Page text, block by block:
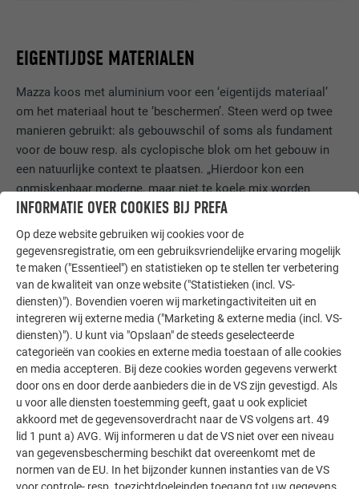
EIGENTIJDSE MATERIALEN
Mazza koos met aluminium voor een ‘eigentijds materiaal’
om het materiaal hout te ‘beschermen’. Steen werd op twee
manieren gebruikt: als gebouwschil of soms als fundament
voor de bouw resp. als cyclopische blok om het gebouw in
een natuurlijke context te plaatsen. „Hierdoor kon een
onmiskenbaar moderne, maar niet te koele mix worden
gecreëerd, waarbij de architectonische kwaliteit op de
voorgrond staat”, zegt de architect. Hij waardeert aluminium
als materiaal, omdat het „een goede prijs-kwaliteitverhouding
heeft en tegelijkertijd vormbaar en vooral bestand tegen kou”
is.
EXPERT VOOR GROTE PROJECTEN
De uitvoering kwam voor rekening van Mauro Gualandris die
samen met zijn broer een bedrijf met 20 medewerkers runt
en gespecialiseerd is in grote projecten. „Wij hebben veel
ervaring met grote bouwprojecten”, vertelt Mauro Gualandris.
„In het begin waren we gewone dakdekkers, maar na verloop
INFORMATIE OVER COOKIES BIJ PREFA
Op deze website gebruiken wij cookies voor de
gegevensregistratie, om een gebruiksvriendelijke ervaring mogelijk
te maken ("Essentieel") en statistieken op te stellen ter verbetering
van de kwaliteit van onze website ("Statistieken (incl. VS-
diensten)"). Bovendien voeren wij marketingactiviteiten uit en
integreren wij externe media ("Marketing & externe media (incl. VS-
diensten)"). U kunt via "Opslaan" de steeds geselecteerde
categorieën van cookies en externe media toestaan of alle cookies
en media accepteren. Bij deze cookies worden gegevens verwerkt
door ons en door derde aanbieders die in de VS zijn gevestigd. Als
u voor alle diensten toestemming geeft, gaat u ook expliciet
akkoord met de gegevensoverdracht naar de VS volgens art. 49
lid 1 punt a) AVG. Wij informeren u dat de VS niet over een niveau
van gegevensbescherming beschikt dat overeenkomt met de
normen van de EU. In het bijzonder kunnen instanties van de VS